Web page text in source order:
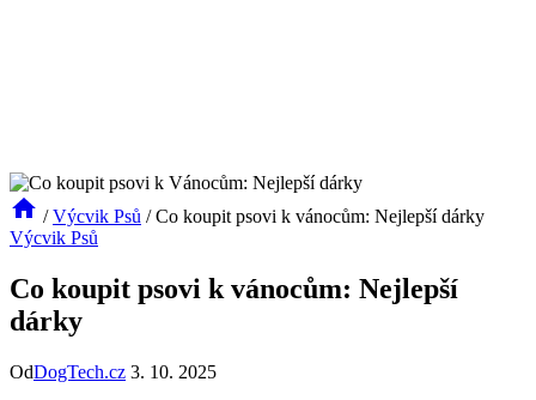
/ Výcvik Psů / Co koupit psovi k vánocům: Nejlepší dárky
Výcvik Psů
Co koupit psovi k vánocům: Nejlepší
dárky
OdDogTech.cz 3. 10. 2025